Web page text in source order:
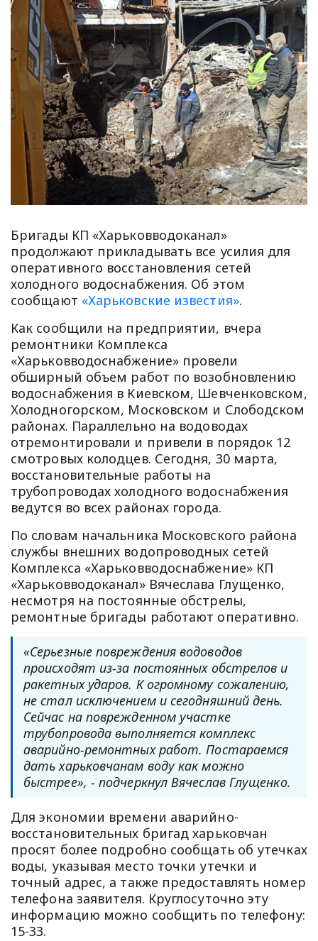
Бригады КП «Харьковводоканал»
продолжают прикладывать все усилия для
оперативного восстановления сетей
холодного водоснабжения. Об этом
сообщают «Харьковские известия».
Как сообщили на предприятии, вчера
ремонтники Комплекса
«Харьковводоснабжение» провели
обширный объем работ по возобновлению
водоснабжения в Киевском, Шевченковском,
Холодногорском, Московском и Слободском
районах. Параллельно на водоводах
отремонтировали и привели в порядок 12
смотровых колодцев. Сегодня, 30 марта,
восстановительные работы на
трубопроводах холодного водоснабжения
ведутся во всех районах города.
По словам начальника Московского района
службы внешних водопроводных сетей
Комплекса «Харьковводоснабжение» КП
«Харьковводоканал» Вячеслава Глущенко,
несмотря на постоянные обстрелы,
ремонтные бригады работают оперативно.
«Серьезные повреждения водоводов
происходят из-за постоянных обстрелов и
ракетных ударов. К огромному сожалению,
не стал исключением и сегодняшний день.
Сейчас на поврежденном участке
трубопровода выполняется комплекс
аварийно-ремонтных работ. Постараемся
дать харьковчанам воду как можно
быстрее», - подчеркнул Вячеслав Глущенко.
Для экономии времени аварийно-
восстановительных бригад харьковчан
просят более подробно сообщать об утечках
воды, указывая место точки утечки и
точный адрес, а также предоставлять номер
телефона заявителя. Круглосуточно эту
информацию можно сообщить по телефону:
15-33.